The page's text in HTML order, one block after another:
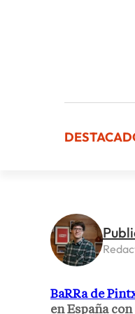
BaRRa de
en España